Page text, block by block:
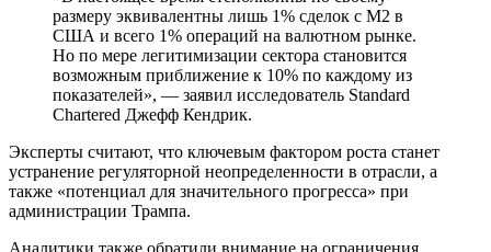
размеру эквивалентны лишь 1% сделок с M2 в
США и всего 1% операций на валютном рынке.
Но по мере легитимизации сектора становится
возможным приближение к 10% по каждому из
показателей», — заявил исследователь Standard
Chartered Джефф Кендрик.
Эксперты считают, что ключевым фактором роста станет
устранение регуляторной неопределенности в отрасли, а
также «потенциал для значительного прогресса» при
администрации Трампа.
Аналитики также обратили внимание на ограничения